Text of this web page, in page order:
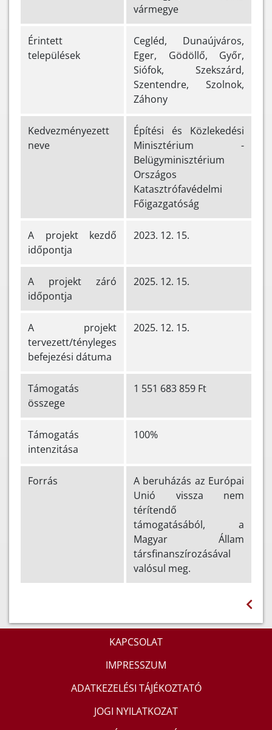
vármegye
Érintett
települések
Cegléd, Dunaújváros,
Eger, Gödöllő, Győr,
Siófok, Szekszárd,
Szentendre, Szolnok,
Záhony
Kedvezményezett
neve
Építési és Közlekedési
Minisztérium -
Belügyminisztérium
Országos
Katasztrófavédelmi
Főigazgatóság
A projekt kezdő
időpontja
2023. 12. 15.
A projekt záró
időpontja
2025. 12. 15.
A projekt
tervezett/tényleges
befejezési dátuma
2025. 12. 15.
Támogatás
összege
1 551 683 859 Ft
Támogatás
intenzitása
100%
Forrás
A beruházás az Európai
Unió vissza nem
térítendő
támogatásából, a
Magyar Állam
társfinanszírozásával
valósul meg.
KAPCSOLAT
IMPRESSZUM
ADATKEZELÉSI TÁJÉKOZTATÓ
JOGI NYILATKOZAT